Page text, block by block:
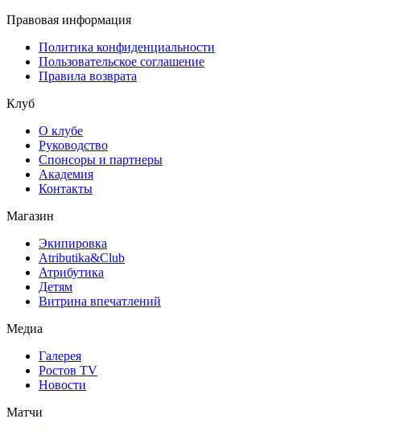
Правовая информация
Политика конфиденциальности
Пользовательское соглашение
Правила возврата
Клуб
О клубе
Руководство
Спонсоры и партнеры
Академия
Контакты
Магазин
Экипировка
Atributika&Club
Атрибутика
Детям
Витрина впечатлений
Медиа
Галерея
Ростов TV
Новости
Матчи